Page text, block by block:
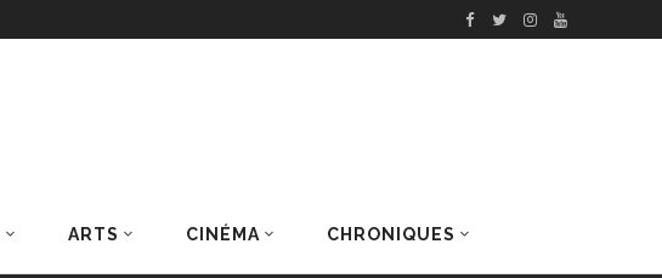
ARTS CINÉMA CHRONIQUES